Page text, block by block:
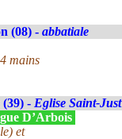
(08) - abbatiale
mains
- Eglise Saint-Just
D’Arbois
et